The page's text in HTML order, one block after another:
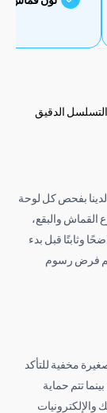
كل لوحة
بدء
للتأكد